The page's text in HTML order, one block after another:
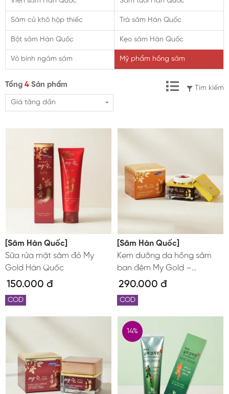
Sâm củ khô hộp thiếc Trà sâm Hàn Quốc
Bột sâm Hàn Quốc Kẹo sâm Hàn Quốc
Vỏ bình ngâm sâm Mỹ phẩm hồng sâm
Tổng 4 Sản phẩm
Tìm kiếm
Giá tăng dần
[Sâm Hàn Quốc]
Sữa rửa mặt sâm đỏ My
Gold Hàn Quốc
150.000 đ
COD
[Sâm Hàn Quốc]
Kem dưỡng da hồng sâm
ban đêm My Gold –
Sleeping Pack
290.000 đ
COD
14%
Trà sâm Hàn Quốc
Vỏ bình ngâm sâm